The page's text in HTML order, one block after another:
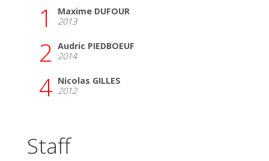
1
Maxime DUFOUR
2013
2 Audric PIEDBOEUF
2014
4 Nicolas GILLES
2012
Staff